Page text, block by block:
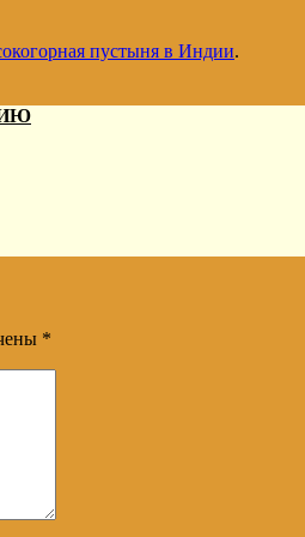
пустыня в Индии.
*